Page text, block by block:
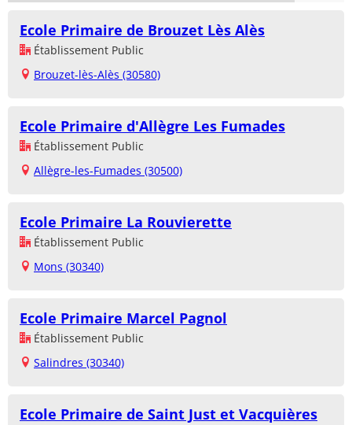
Ecole Primaire de Brouzet Lès Alès
Établissement Public
Brouzet-lès-Alès (30580)
Ecole Primaire d'Allègre Les Fumades
Établissement Public
Allègre-les-Fumades (30500)
Ecole Primaire La Rouvierette
Établissement Public
Mons (30340)
Ecole Primaire Marcel Pagnol
Établissement Public
Salindres (30340)
Ecole Primaire de Saint Just et Vacquières